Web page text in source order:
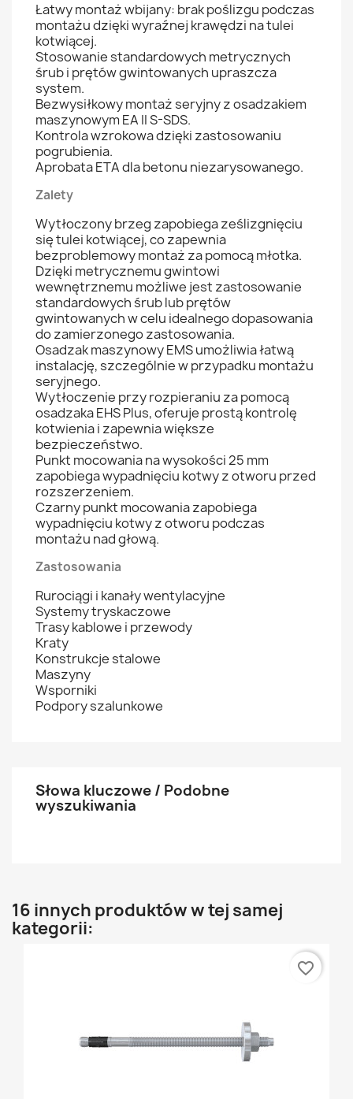
Łatwy montaż wbijany: brak poślizgu podczas
montażu dzięki wyraźnej krawędzi na tulei
kotwiącej.
Stosowanie standardowych metrycznych
śrub i prętów gwintowanych upraszcza
system.
Bezwysiłkowy montaż seryjny z osadzakiem
maszynowym EA II S-SDS.
Kontrola wzrokowa dzięki zastosowaniu
pogrubienia.
Aprobata ETA dla betonu niezarysowanego.
Zalety
Wytłoczony brzeg zapobiega ześlizgnięciu
się tulei kotwiącej, co zapewnia
bezproblemowy montaż za pomocą młotka.
Dzięki metrycznemu gwintowi
wewnętrznemu możliwe jest zastosowanie
standardowych śrub lub prętów
gwintowanych w celu idealnego dopasowania
do zamierzonego zastosowania.
Osadzak maszynowy EMS umożliwia łatwą
instalację, szczególnie w przypadku montażu
seryjnego.
Wytłoczenie przy rozpieraniu za pomocą
osadzaka EHS Plus, oferuje prostą kontrolę
kotwienia i zapewnia większe
bezpieczeństwo.
Punkt mocowania na wysokości 25 mm
zapobiega wypadnięciu kotwy z otworu przed
rozszerzeniem.
Czarny punkt mocowania zapobiega
wypadnięciu kotwy z otworu podczas
montażu nad głową.
Zastosowania
Rurociągi i kanały wentylacyjne
Systemy tryskaczowe
Trasy kablowe i przewody
Kraty
Konstrukcje stalowe
Maszyny
Wsporniki
Podpory szalunkowe
Słowa kluczowe / Podobne
wyszukiwania
16 innych produktów w tej samej
kategorii:
favorite_border